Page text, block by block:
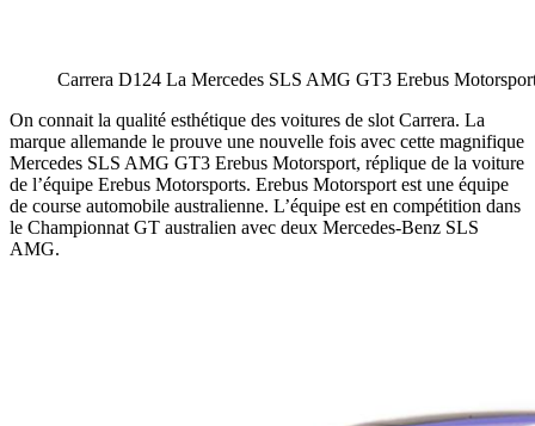
Carrera D124 La Mercedes SLS AMG GT3 Erebus
On connait la qualité esthétique des voitures de slot Carrera. La
marque allemande le prouve une nouvelle fois avec cette magnifique
Mercedes SLS AMG GT3 Erebus Motorsport, réplique de la voiture
de l’équipe Erebus Motorsports. Erebus Motorsport est une équipe
de course automobile australienne. L’équipe est en compétition dans
le Championnat GT australien avec deux Mercedes-Benz SLS
AMG.